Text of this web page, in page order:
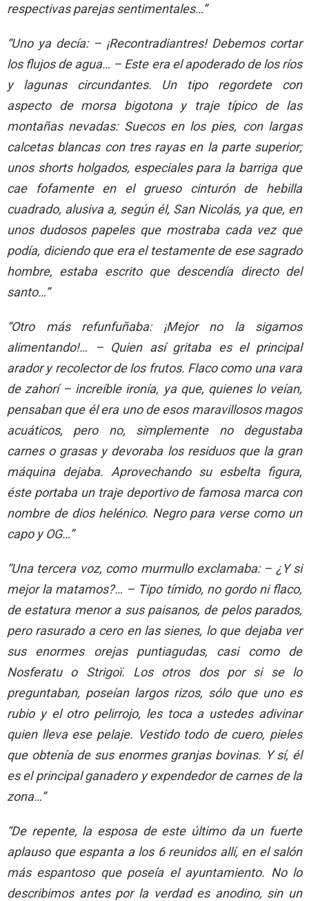
respectivas parejas sentimentales…”
“Uno ya decía: – ¡Recontradiantres! Debemos cortar
los flujos de agua… – Este era el apoderado de los ríos
y lagunas circundantes. Un tipo regordete con
aspecto de morsa bigotona y traje típico de las
montañas nevadas: Suecos en los pies, con largas
calcetas blancas con tres rayas en la parte superior;
unos shorts holgados, especiales para la barriga que
cae fofamente en el grueso cinturón de hebilla
cuadrado, alusiva a, según él, San Nicolás, ya que, en
unos dudosos papeles que mostraba cada vez que
podía, diciendo que era el testamente de ese sagrado
hombre, estaba escrito que descendía directo del
santo…”
“Otro más refunfuñaba: ¡Mejor no la sigamos
alimentando!… – Quien así gritaba es el principal
arador y recolector de los frutos. Flaco como una vara
de zahorí – increíble ironía, ya que, quienes lo veían,
pensaban que él era uno de esos maravillosos magos
acuáticos, pero no, simplemente no degustaba
carnes o grasas y devoraba los residuos que la gran
máquina dejaba. Aprovechando su esbelta figura,
éste portaba un traje deportivo de famosa marca con
nombre de dios helénico. Negro para verse como un
capo y OG…”
“Una tercera voz, como murmullo exclamaba: – ¿Y si
mejor la matamos?… – Tipo tímido, no gordo ni flaco,
de estatura menor a sus paisanos, de pelos parados,
pero rasurado a cero en las sienes, lo que dejaba ver
sus enormes orejas puntiagudas, casi como de
Nosferatu o Strigoï. Los otros dos por si se lo
preguntaban, poseían largos rizos, sólo que uno es
rubio y el otro pelirrojo, les toca a ustedes adivinar
quien lleva ese pelaje. Vestido todo de cuero, pieles
que obtenía de sus enormes granjas bovinas. Y sí, él
es el principal ganadero y expendedor de carnes de la
zona…”
“De repente, la esposa de este último da un fuerte
aplauso que espanta a los 6 reunidos allí, en el salón
más espantoso que poseía el ayuntamiento. No lo
describimos antes por la verdad es anodino, sin un